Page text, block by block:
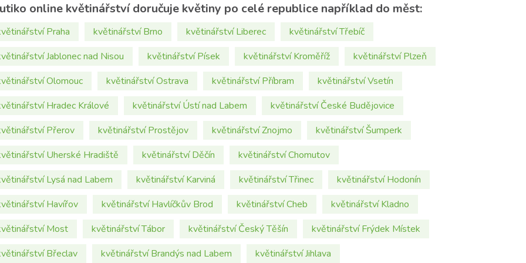
online květinářství doručuje květiny po celé republice například do měst:
Praha květinářství Brno květinářství Liberec
květinářství Třebíč
Jablonec nad Nisou
květinářství Písek květinářství Kroměříž
květinářství Plzeň
Olomouc
květinářství Ostrava květinářství Příbram
květinářství Vsetín
Hradec Králové
květinářství Ústí nad Labem
květinářství České Budějovice
Přerov
květinářství Prostějov květinářství Znojmo
květinářství Šumperk
Uherské Hradiště
květinářství Děčín
květinářství Chomutov
Lysá nad Labem
květinářství Karviná květinářství Třinec
květinářství Hodonín
Havířov
květinářství Havlíčkův Brod květinářství Cheb
květinářství Kladno
Most
květinářství Tábor květinářství Český Těšín
květinářství Frýdek Místek
Břeclav
květinářství Brandýs nad Labem květinářství Jihlava